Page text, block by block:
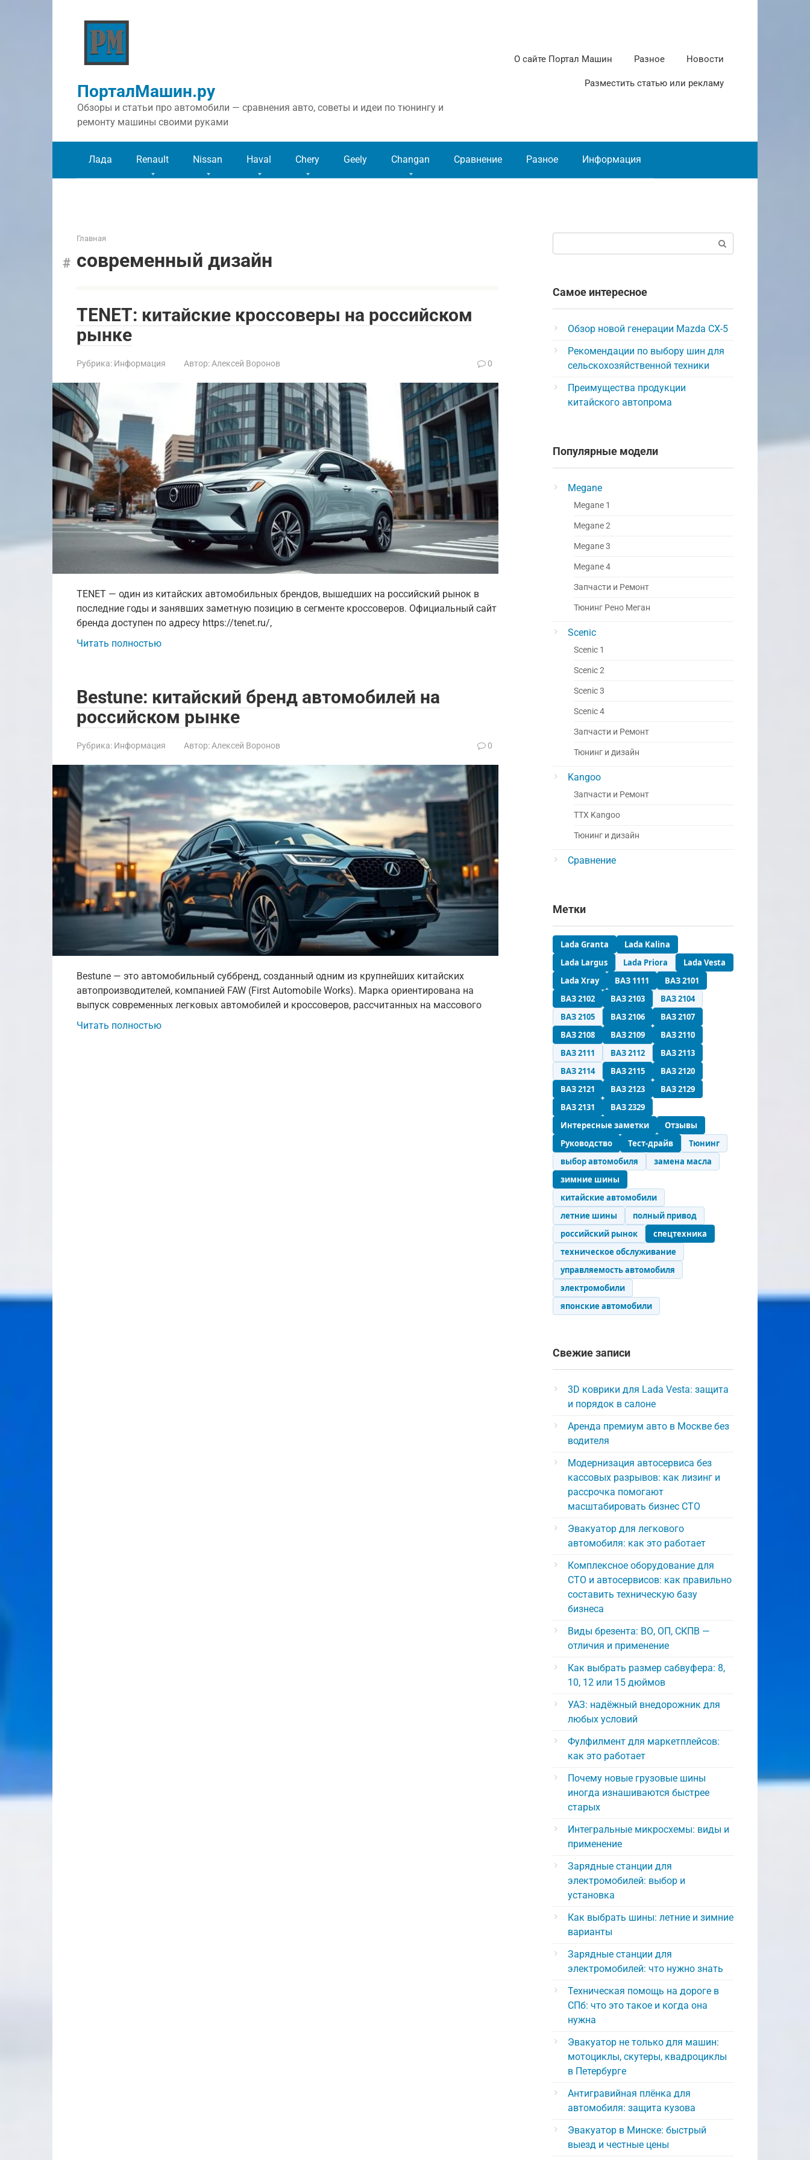
ПорталМашин.ру
Обзоры и статьи про автомобили — сравнения авто, советы и идеи по тюнингу и
ремонту машины своими руками
О сайте Портал Машин Разное Новости
Разместить статью или рекламу
Лада Renault Nissan Haval Chery Geely Changan Сравнение Разное Информация
Главная
современный дизайн
TENET: китайские кроссоверы на российском
рынке
Рубрика: Информация Автор: Алексей Воронов 0
TENET — один из китайских автомобильных брендов, вышедших на российский рынок в
последние годы и занявших заметную позицию в сегменте кроссоверов. Официальный сайт
бренда доступен по адресу https://tenet.ru/,
Читать полностью
Bestune: китайский бренд автомобилей на
российском рынке
Рубрика: Информация Автор: Алексей Воронов 0
Bestune — это автомобильный суббренд, созданный одним из крупнейших китайских
автопроизводителей, компанией FAW (First Automobile Works). Марка ориентирована на
выпуск современных легковых автомобилей и кроссоверов, рассчитанных на массового
Читать полностью
Самое интересное
Обзор новой генерации Mazda CX-5
Рекомендации по выбору шин для
сельскохозяйственной техники
Преимущества продукции
китайского автопрома
Популярные модели
Megane
Megane 1
Megane 2
Megane 3
Megane 4
Запчасти и Ремонт
Тюнинг Рено Меган
Scenic
Scenic 1
Scenic 2
Scenic 3
Scenic 4
Запчасти и Ремонт
Тюнинг и дизайн
Kangoo
Запчасти и Ремонт
ТТХ Kangoo
Тюнинг и дизайн
Сравнение
Метки
Lada Granta
Lada Kalina
Lada Largus
Lada Priora
Lada Vesta
Lada Xray
ВАЗ 1111
ВАЗ 2101
ВАЗ 2102
ВАЗ 2103
ВАЗ 2104
ВАЗ 2105
ВАЗ 2106
ВАЗ 2107
ВАЗ 2108
ВАЗ 2109
ВАЗ 2110
ВАЗ 2111
ВАЗ 2112
ВАЗ 2113
ВАЗ 2114
ВАЗ 2115
ВАЗ 2120
ВАЗ 2121
ВАЗ 2123
ВАЗ 2129
ВАЗ 2131
ВАЗ 2329
Интересные заметки
Отзывы
Руководство
Тест-драйв
Тюнинг
выбор автомобиля
замена масла
зимние шины
китайские автомобили
летние шины
полный привод
российский рынок
спецтехника
техническое обслуживание
управляемость автомобиля
электромобили
японские автомобили
Свежие записи
3D коврики для Lada Vesta: защита
и порядок в салоне
Аренда премиум авто в Москве без
водителя
Модернизация автосервиса без
кассовых разрывов: как лизинг и
рассрочка помогают
масштабировать бизнес СТО
Эвакуатор для легкового
автомобиля: как это работает
Комплексное оборудование для
СТО и автосервисов: как правильно
составить техническую базу
бизнеса
Виды брезента: ВО, ОП, СКПВ —
отличия и применение
Как выбрать размер сабвуфера: 8,
10, 12 или 15 дюймов
УАЗ: надёжный внедорожник для
любых условий
Фулфилмент для маркетплейсов:
как это работает
Почему новые грузовые шины
иногда изнашиваются быстрее
старых
Интегральные микросхемы: виды и
применение
Зарядные станции для
электромобилей: выбор и
установка
Как выбрать шины: летние и зимние
варианты
Зарядные станции для
электромобилей: что нужно знать
Техническая помощь на дороге в
СПб: что это такое и когда она
нужна
Эвакуатор не только для машин:
мотоциклы, скутеры, квадроциклы
в Петербурге
Антигравийная плёнка для
автомобиля: защита кузова
Эвакуатор в Минске: быстрый
выезд и честные цены